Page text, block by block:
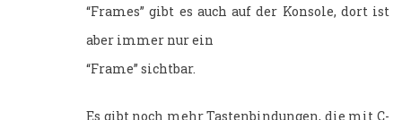
“Frames” gibt es auch auf der Konsole, dort ist
aber immer nur ein
“Frame” sichtbar.
Es gibt noch mehr Tastenbindungen, die mit C-